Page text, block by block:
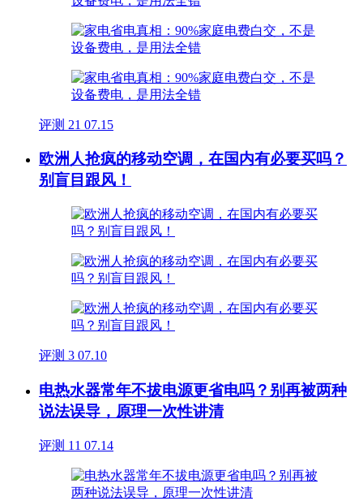
评测 21 07.15
欧洲人抢疯的移动空调，在国内有必要买吗？
别盲目跟风！
评测 3 07.10
电热水器常年不拔电源更省电吗？别再被两种
说法误导，原理一次性讲清
评测 11 07.14